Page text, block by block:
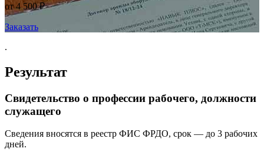
от 4 500 ₽
Заказать
.
Результат
Свидетельство о профессии рабочего, должности
служащего
Сведения вносятся в реестр ФИС ФРДО, срок — до 3 рабочих
дней.